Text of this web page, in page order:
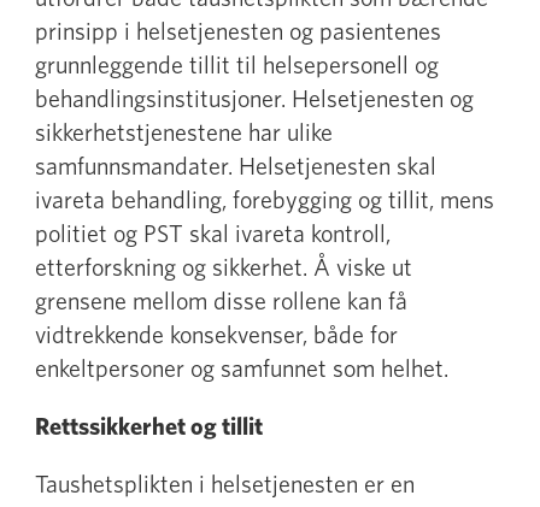
prinsipp i helsetjenesten og pasientenes
grunnleggende tillit til helsepersonell og
behandlingsinstitusjoner. Helsetjenesten og
sikkerhetstjenestene har ulike
samfunnsmandater. Helsetjenesten skal
ivareta behandling, forebygging og tillit, mens
politiet og PST skal ivareta kontroll,
etterforskning og sikkerhet. Å viske ut
grensene mellom disse rollene kan få
vidtrekkende konsekvenser, både for
enkeltpersoner og samfunnet som helhet.
Rettssikkerhet og tillit
Taushetsplikten i helsetjenesten er en